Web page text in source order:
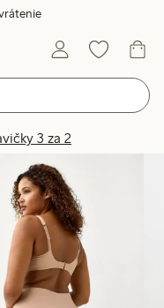
3 za 2
Produkty na obrázku